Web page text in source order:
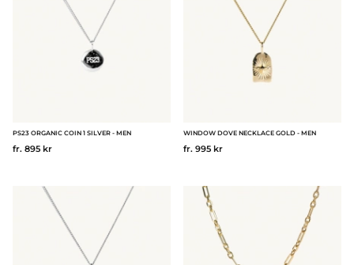
PS23 ORGANIC COIN 1 SILVER - MEN
fr. 895 kr
WINDOW DOVE NECKLACE GOLD - MEN
fr. 995 kr